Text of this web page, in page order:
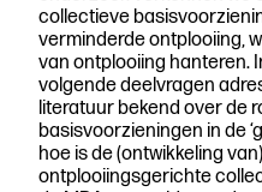
collectieve
verminderde ontplooiing,
van ontplooiing hanteren.
volgende deelvragen
literatuur bekend over de
basisvoorzieningen in de
hoe is de (ontwikkeling
ontplooiingsgerichte